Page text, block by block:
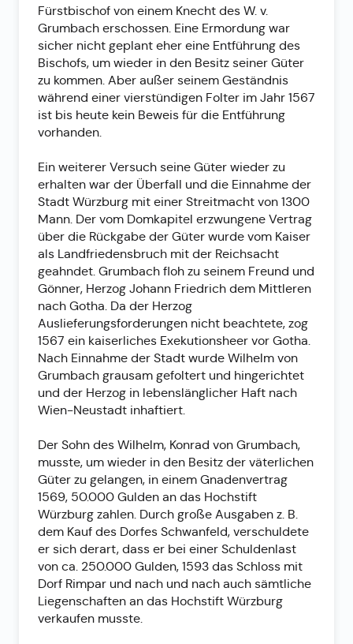
Fürstbischof von einem Knecht des W. v.
Grumbach erschossen. Eine Ermordung war
sicher nicht geplant eher eine Entführung des
Bischofs, um wieder in den Besitz seiner Güter
zu kommen. Aber außer seinem Geständnis
während einer vierstündigen Folter im Jahr 1567
ist bis heute kein Beweis für die Entführung
vorhanden.
Ein weiterer Versuch seine Güter wieder zu
erhalten war der Überfall und die Einnahme der
Stadt Würzburg mit einer Streitmacht von 1300
Mann. Der vom Domkapitel erzwungene Vertrag
über die Rückgabe der Güter wurde vom Kaiser
als Landfriedensbruch mit der Reichsacht
geahndet. Grumbach floh zu seinem Freund und
Gönner, Herzog Johann Friedrich dem Mittleren
nach Gotha. Da der Herzog
Auslieferungsforderungen nicht beachtete, zog
1567 ein kaiserliches Exekutionsheer vor Gotha.
Nach Einnahme der Stadt wurde Wilhelm von
Grumbach grausam gefoltert und hingerichtet
und der Herzog in lebenslänglicher Haft nach
Wien-Neustadt inhaftiert.
Der Sohn des Wilhelm, Konrad von Grumbach,
musste, um wieder in den Besitz der väterlichen
Güter zu gelangen, in einem Gnadenvertrag
1569, 50.000 Gulden an das Hochstift
Würzburg zahlen. Durch große Ausgaben z. B.
dem Kauf des Dorfes Schwanfeld, verschuldete
er sich derart, dass er bei einer Schuldenlast
von ca. 250.000 Gulden, 1593 das Schloss mit
Dorf Rimpar und nach und nach auch sämtliche
Liegenschaften an das Hochstift Würzburg
verkaufen musste.